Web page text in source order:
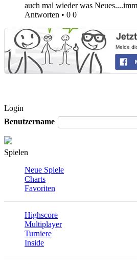
auch mal wieder was
Antworten • 0 0
Login
Benutzername
Spielen
Neue Spiele
Charts
Favoriten
Highscore
Multiplayer
Turniere
Inside